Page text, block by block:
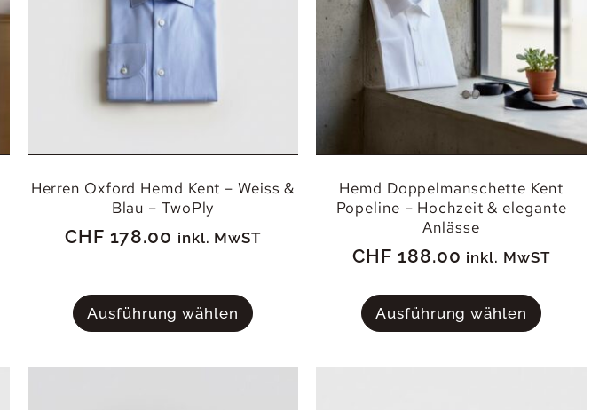
Herren Oxford Hemd Kent – Weiss &
Blau – TwoPly
CHF 178.00 inkl. MwST
Ausführung wählen
Hemd Doppelmanschette Kent
Popeline – Hochzeit & elegante
Anlässe
CHF 188.00 inkl. MwST
Ausführung wählen